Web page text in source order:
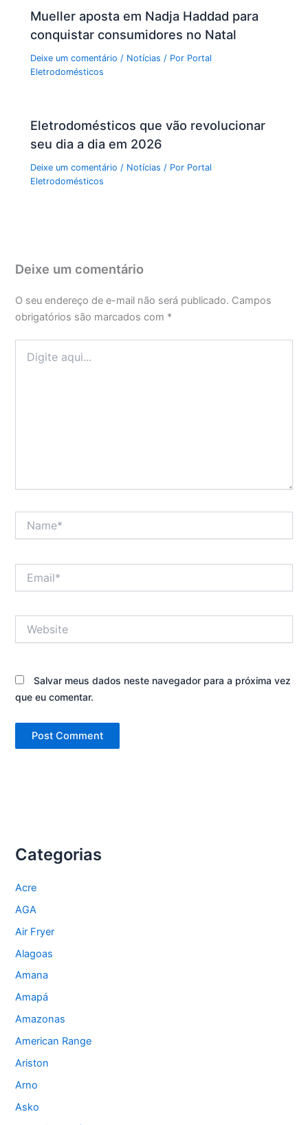
Mueller aposta em Nadja Haddad para
conquistar consumidores no Natal
Deixe um comentário / Notícias / Por Portal
Eletrodomésticos
Eletrodomésticos que vão revolucionar
seu dia a dia em 2026
Deixe um comentário / Notícias / Por Portal
Eletrodomésticos
Deixe um comentário
O seu endereço de e-mail não será publicado. Campos
obrigatórios são marcados com *
aqui...
Salvar meus dados neste navegador para a próxima vez
que eu comentar.
Categorias
Acre
AGA
Air Fryer
Alagoas
Amana
Amapá
Amazonas
American Range
Ariston
Arno
Asko